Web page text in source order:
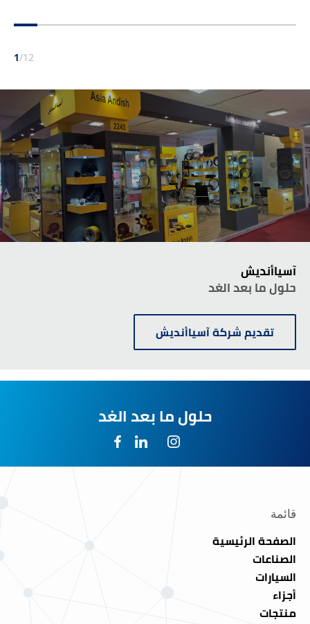
1/12
آسياأنديش
حلول ما بعد الغد
تقديم شركة آسياأنديش
حلول ما بعد الغد
قائمة
الصفحة الرئيسية
الصناعات
السيارات
أجزاء
منتجات